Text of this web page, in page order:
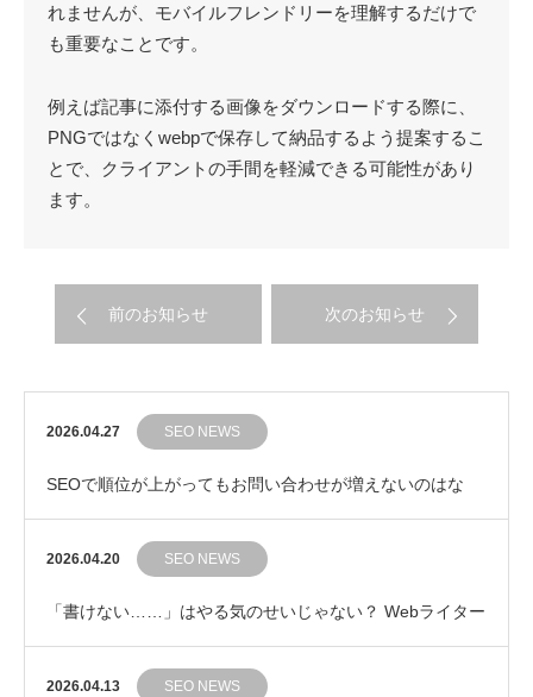
れませんが、モバイルフレンドリーを理解するだけで
も重要なことです。
例えば記事に添付する画像をダウンロードする際に、
PNGではなくwebpで保存して納品するよう提案するこ
とで、クライアントの手間を軽減できる可能性があり
ます。
前のお知らせ 次のお知らせ
2026.04.27 SEO NEWS
SEOで順位が上がってもお問い合わせが増えないのはな
ぜ？ 成果につながるキーワード選びの考え方
2026.04.20 SEO NEWS
「書けない……」はやる気のせいじゃない？ Webライター
の集中力を守る「ポモドーロ・テクニック」のす…
2026.04.13 SEO NEWS